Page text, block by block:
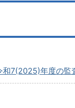
和7(2025)年度の監